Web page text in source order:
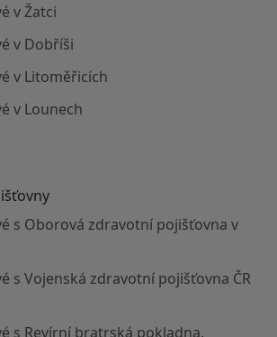
v Žatci
v Dobříši
v Litoměřicích
v Lounech
s Oborová zdravotní pojišťovna v
s Vojenská zdravotní pojišťovna ČR
s Revírní bratrská pokladna,